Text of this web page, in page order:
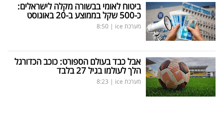
ביטוח לאומי בבשורה מקלה לישראלים:
כ-500 שקל בממוצע ב-20 באוגוסט
מערכת ice |
8:50
אבל כבד בעולם הספורט: כוכב הכדורגל
הלך לעולמו בגיל 27 בלבד
מערכת ice |
8:23